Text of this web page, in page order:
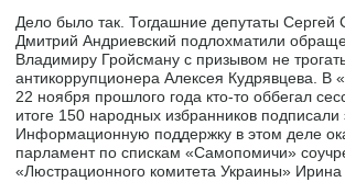
Дело было так. Тогдашние депутаты Сергей
Дмитрий Андриевский подлохматили
Владимиру Гройсману с призывом не
антикоррупционера Алексея Кудрявцева. В
22 ноября прошлого года кто-то оббегал
итоге 150 народных избранников подписали
Информационную поддержку в этом деле
парламент по спискам «Самопомичи»
«Люстрационного комитета Украины» Ирина